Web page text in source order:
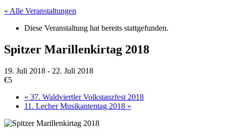
« Alle Veranstaltungen
Diese Veranstaltung hat bereits stattgefunden.
Spitzer Marillenkirtag 2018
19. Juli 2018 - 22. Juli 2018
€5
« 37. Waldviertler Volkstanzfest 2018
11. Lecher Musikantentag 2018 »